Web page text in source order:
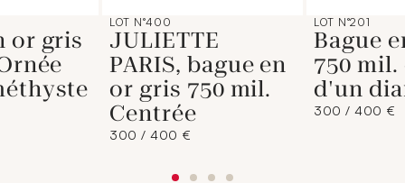
or gris
LOT N°400
JULIETTE
PARIS, bague en
or gris 750 mil.
Centrée
300 / 400 €
LOT N°201
Bague
750
d'un
300 / 400 €